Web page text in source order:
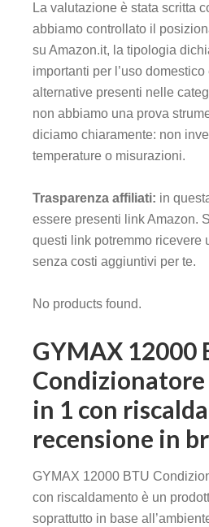
La valutazione è stata scritta
abbiamo controllato il
su Amazon.it, la tipologia
importanti per l’uso
alternative presenti nelle
non abbiamo una prova
diciamo chiaramente: non
temperature o misurazioni.
Trasparenza affiliati: in
essere presenti link Amazon.
questi link potremmo ricevere
senza costi aggiuntivi per te.
No products found.
GYMAX 12000
in 1 con
recensione in
GYMAX 12000 BTU
con riscaldamento è un
soprattutto in base